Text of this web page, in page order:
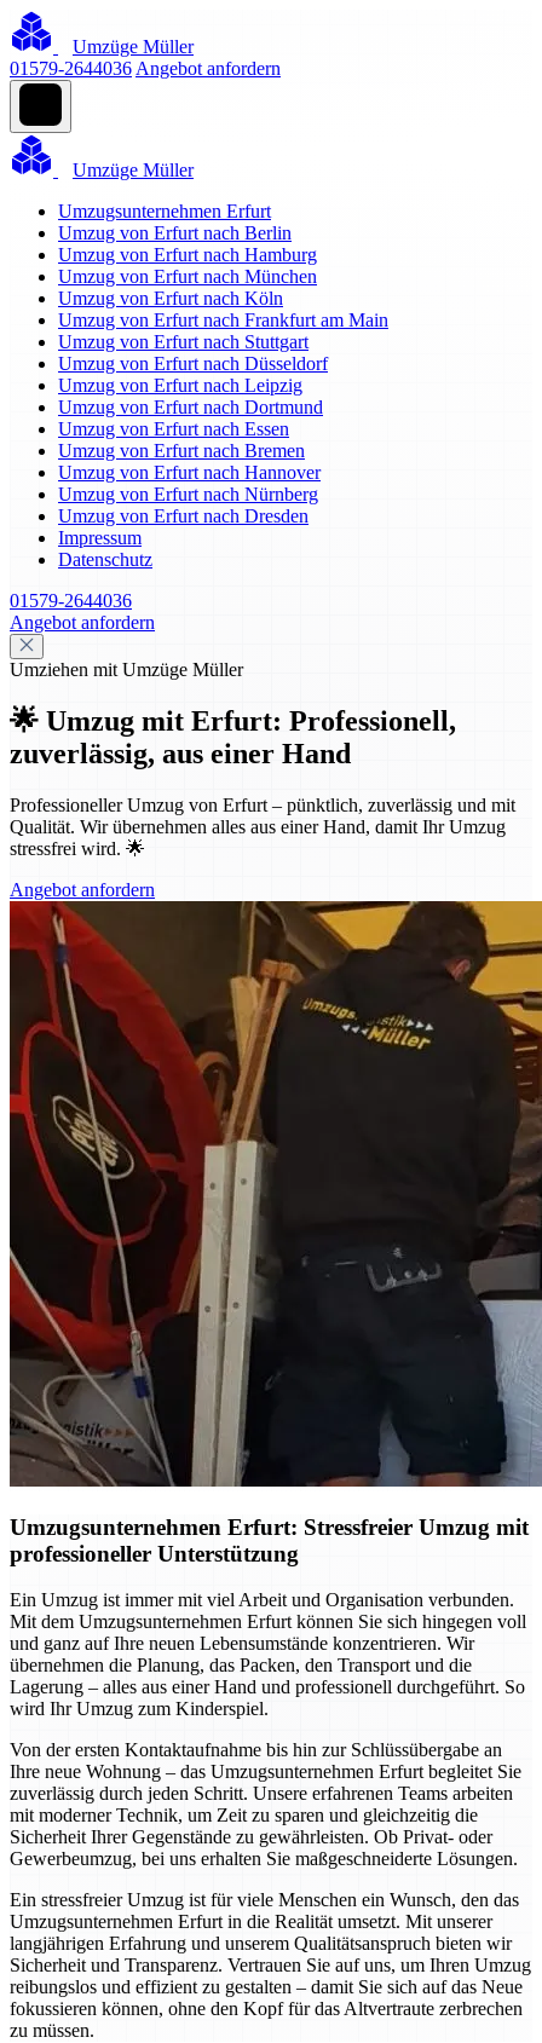
Umzüge Müller
01579-2644036 Angebot anfordern
Umzüge Müller
Umzugsunternehmen Erfurt
Umzug von Erfurt nach Berlin
Umzug von Erfurt nach Hamburg
Umzug von Erfurt nach München
Umzug von Erfurt nach Köln
Umzug von Erfurt nach Frankfurt am Main
Umzug von Erfurt nach Stuttgart
Umzug von Erfurt nach Düsseldorf
Umzug von Erfurt nach Leipzig
Umzug von Erfurt nach Dortmund
Umzug von Erfurt nach Essen
Umzug von Erfurt nach Bremen
Umzug von Erfurt nach Hannover
Umzug von Erfurt nach Nürnberg
Umzug von Erfurt nach Dresden
Impressum
Datenschutz
01579-2644036
Angebot anfordern
Umziehen mit Umzüge Müller
🌟 Umzug mit Erfurt: Professionell,
zuverlässig, aus einer Hand
Professioneller Umzug von Erfurt – pünktlich, zuverlässig und mit
Qualität. Wir übernehmen alles aus einer Hand, damit Ihr Umzug
stressfrei wird. 🌟
Angebot anfordern
Umzugsunternehmen Erfurt: Stressfreier Umzug mit
professioneller Unterstützung
Ein Umzug ist immer mit viel Arbeit und Organisation verbunden.
Mit dem Umzugsunternehmen Erfurt können Sie sich hingegen voll
und ganz auf Ihre neuen Lebensumstände konzentrieren. Wir
übernehmen die Planung, das Packen, den Transport und die
Lagerung – alles aus einer Hand und professionell durchgeführt. So
wird Ihr Umzug zum Kinderspiel.
Von der ersten Kontaktaufnahme bis hin zur Schlüssübergabe an
Ihre neue Wohnung – das Umzugsunternehmen Erfurt begleitet Sie
zuverlässig durch jeden Schritt. Unsere erfahrenen Teams arbeiten
mit moderner Technik, um Zeit zu sparen und gleichzeitig die
Sicherheit Ihrer Gegenstände zu gewährleisten. Ob Privat- oder
Gewerbeumzug, bei uns erhalten Sie maßgeschneiderte Lösungen.
Ein stressfreier Umzug ist für viele Menschen ein Wunsch, den das
Umzugsunternehmen Erfurt in die Realität umsetzt. Mit unserer
langjährigen Erfahrung und unserem Qualitätsanspruch bieten wir
Sicherheit und Transparenz. Vertrauen Sie auf uns, um Ihren Umzug
reibungslos und effizient zu gestalten – damit Sie sich auf das Neue
fokussieren können, ohne den Kopf für das Altvertraute zerbrechen
zu müssen.